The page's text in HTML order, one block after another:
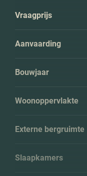
Vraagprijs
Aanvaarding
Bouwjaar
Woonoppervlakte
Externe bergruimte
Slaapkamers